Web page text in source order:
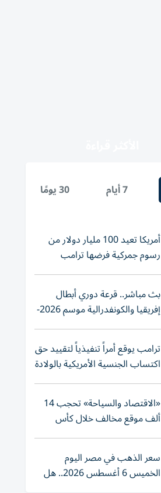
7 أيام 30 يومًا
أمريكا تعيد 100 مليار دولار من
رسوم جمركية فرضها ترامب
بث مباشر.. قرعة دوري أبطال
إفريقيا والكونفدرالية موسم 2026-
2027
ترامب يوقع أمراً تنفيذياً لتقييد حق
اكتساب الجنسية الأمريكية بالولادة
«الاقتصاد والسياحة» تحجب 14
ألف موقع مخالف خلال كأس
العالم 2026
سعر الذهب في مصر اليوم
الخميس 6 أغسطس 2026.. هل